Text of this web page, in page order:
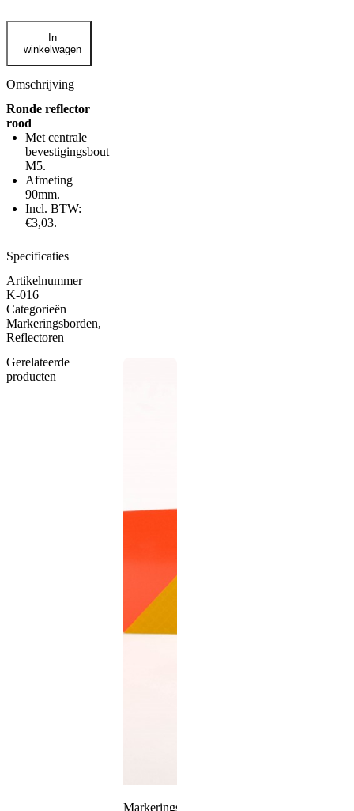
Ronde
rood
aantal
In
winkelwagen
Omschrijving
Ronde reflector
rood
Met centrale
bevestigingsbout
M5.
Afmeting
90mm.
Incl. BTW:
€3,03.
Specificaties
Artikelnummer
K-016
Categorieën
Markeringsborden,
Reflectoren
Gerelateerde
producten
Markeringsbord